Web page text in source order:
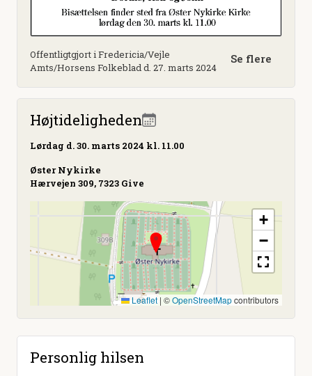
Offentligtgjort i Fredericia/Vejle
Amts/Horsens Folkeblad d. 27. marts 2024
Se flere
Højtideligheden
Lørdag d. 30. marts 2024 kl. 11.00
Øster Nykirke
Hærvejen 309, 7323 Give
+
−
Leaflet | ©OpenStreetMapcontributors
Personlig hilsen